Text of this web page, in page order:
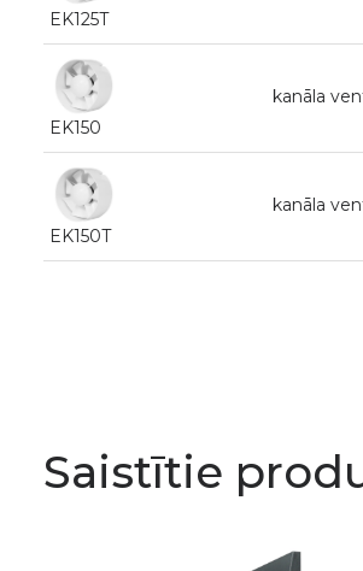
EK125T
EK150
kanāla
EK150T
kanāla
Saistītie